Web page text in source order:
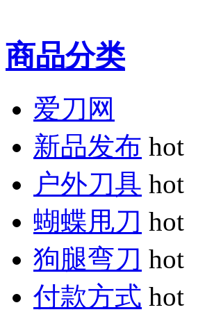
商品分类
爱刀网
新品发布 hot
户外刀具 hot
蝴蝶甩刀 hot
狗腿弯刀 hot
付款方式 hot